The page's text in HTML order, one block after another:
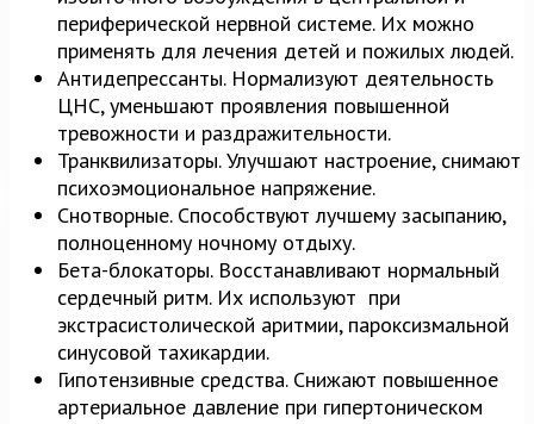
периферической нервной системе. Их можно
применять для лечения детей и пожилых людей.
Антидепрессанты. Нормализуют деятельность
ЦНС, уменьшают проявления повышенной
тревожности и раздражительности.
Транквилизаторы. Улучшают настроение, снимают
психоэмоциональное напряжение.
Снотворные. Способствуют лучшему засыпанию,
полноценному ночному отдыху.
Бета-блокаторы. Восстанавливают нормальный
сердечный ритм. Их используют при
экстрасистолической аритмии, пароксизмальной
синусовой тахикардии.
Гипотензивные средства. Снижают повышенное
артериальное давление при гипертоническом